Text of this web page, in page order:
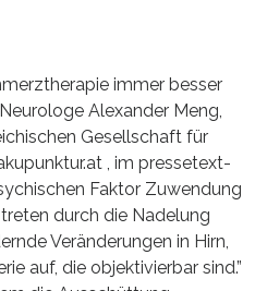
immer besser
Alexander Meng,
Gesellschaft für
, im pressetext-
Faktor Zuwendung
durch die Nadelung
Veränderungen in Hirn,
auf, die objektivierbar sind.”